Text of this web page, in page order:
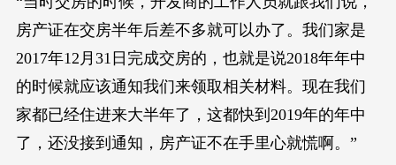
房产证在交房半年后差不多就可以办了。我们家是
2017年12月31日完成交房的，也就是说2018年年中
的时候就应该通知我们来领取相关材料。现在我们
家都已经住进来大半年了，这都快到2019年的年中
了，还没接到通知，房产证不在手里心就慌啊。”